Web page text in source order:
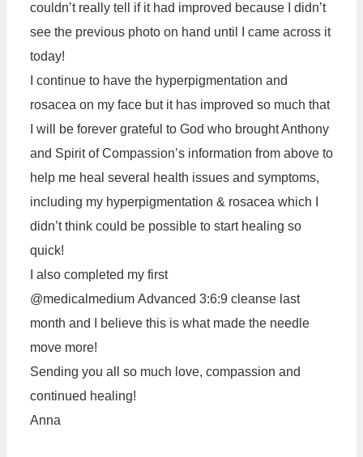
couldn’t really tell if it had improved because I didn’t
see the previous photo on hand until I came across it
today!
I continue to have the hyperpigmentation and
rosacea on my face but it has improved so much that
I will be forever grateful to God who brought Anthony
and Spirit of Compassion’s information from above to
help me heal several health issues and symptoms,
including my hyperpigmentation & rosacea which I
didn’t think could be possible to start healing so
quick!
I also completed my first
@medicalmedium Advanced 3:6:9 cleanse last
month and I believe this is what made the needle
move more!
Sending you all so much love, compassion and
continued healing!
Anna